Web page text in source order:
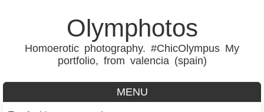
Olymphotos
Homoerotic photography. #ChicOlympus My
portfolio, from valencia (spain)
MENU